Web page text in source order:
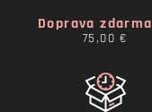
Doprava zdarma
75,00 €